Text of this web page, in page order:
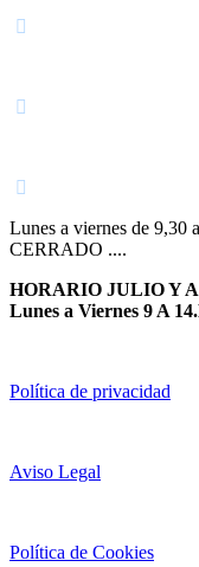
Lunes a viernes de 9,30
CERRADO ....
HORARIO JULIO Y
Lunes a Viernes 9 A
Política de privacidad
Aviso Legal
Política de Cookies